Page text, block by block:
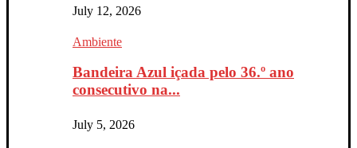
July 12, 2026
Ambiente
Bandeira Azul içada pelo 36.º ano
consecutivo na...
July 5, 2026